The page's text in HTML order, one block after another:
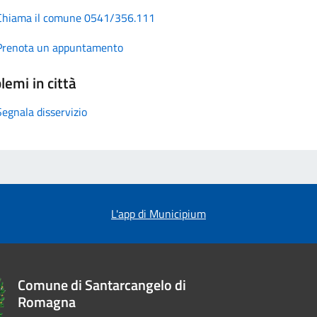
il comune 0541/356.111
un appuntamento
in città
disservizio
L'app di Municipium
Comune di Santarcangelo di
Romagna